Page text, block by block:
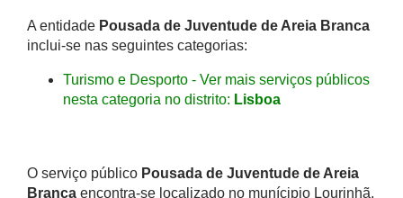
A entidade Pousada de Juventude de Areia Branca
inclui-se nas seguintes categorias:
Turismo e Desporto - Ver mais serviços públicos
nesta categoria no distrito: Lisboa
O serviço público Pousada de Juventude de Areia
Branca encontra-se localizado no munícipio Lourinhã,